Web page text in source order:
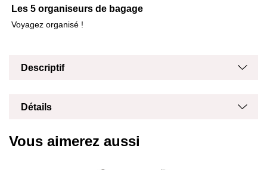
Les 5 organiseurs de bagage
Voyagez organisé !
Descriptif
Détails
Vous aimerez aussi